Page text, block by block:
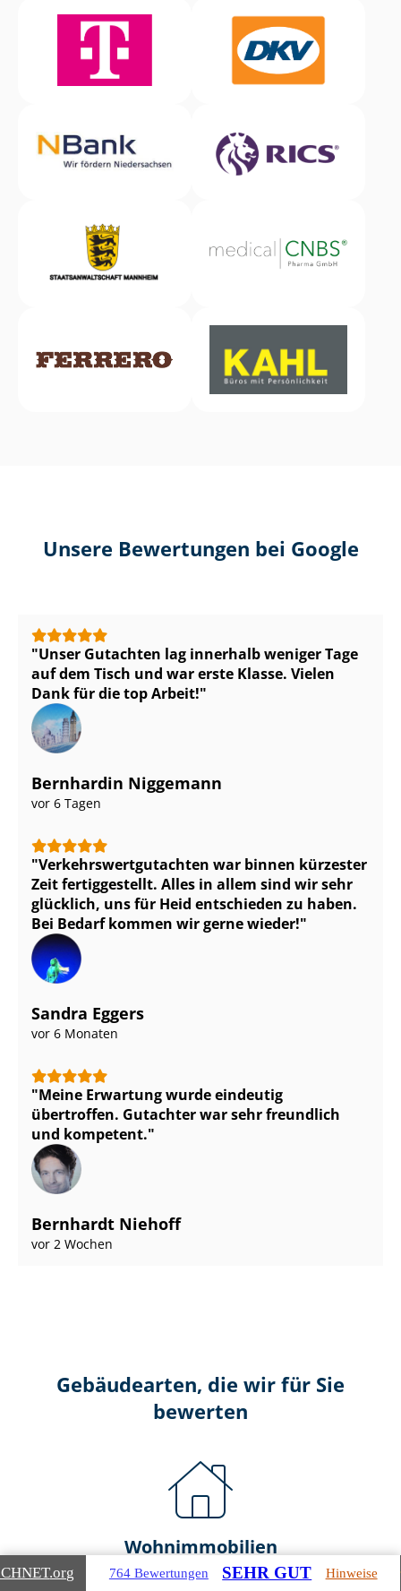
Unsere Bewertungen bei Google
Unser Gutachten lag innerhalb weniger Tage
auf dem Tisch und war erste Klasse. Vielen
Dank für die top Arbeit!
Bernhardin Niggemann
vor 6 Tagen
Ver­kehrs­wert­gut­ach­ten war binnen kürzester
Zeit fertiggestellt. Alles in allem sind wir sehr
glücklich, uns für Heid entschieden zu haben.
Bei Bedarf kommen wir gerne wieder!
Sandra Eggers
vor 6 Monaten
Meine Erwartung wurde eindeutig
übertroffen. Gutachter war sehr freundlich
und kompetent.
Bernhardt Niehoff
vor 2 Wochen
Gebäudearten, die wir für Sie
bewerten
Wohnimmobilien
.org 764 Bewertungen SEHR GUT Hinweise